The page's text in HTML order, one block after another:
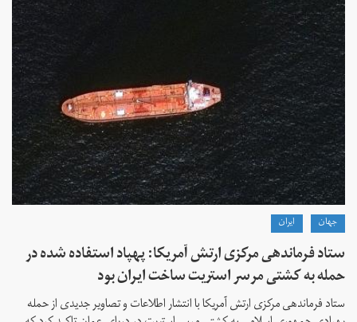
جهان ايران
ستاد فرماندهی مرکزی ارتش آمریکا: پهپاد استفاده شده در
حمله به کشتی مرسر استریت ساخت ایران بود
ستاد فرماندهی مرکزی ارتش آمریکا با انتشار اطلاعات و تصاویر جدیدی از حمله